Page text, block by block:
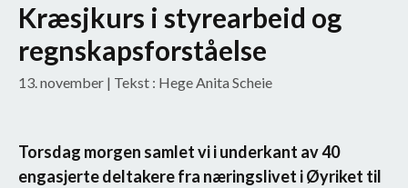
Kræsjkurs i styrearbeid og
regnskapsforståelse
13. november | Tekst : Hege Anita Scheie
Torsdag morgen samlet vi i underkant av 40
engasjerte deltakere fra næringslivet i Øyriket til